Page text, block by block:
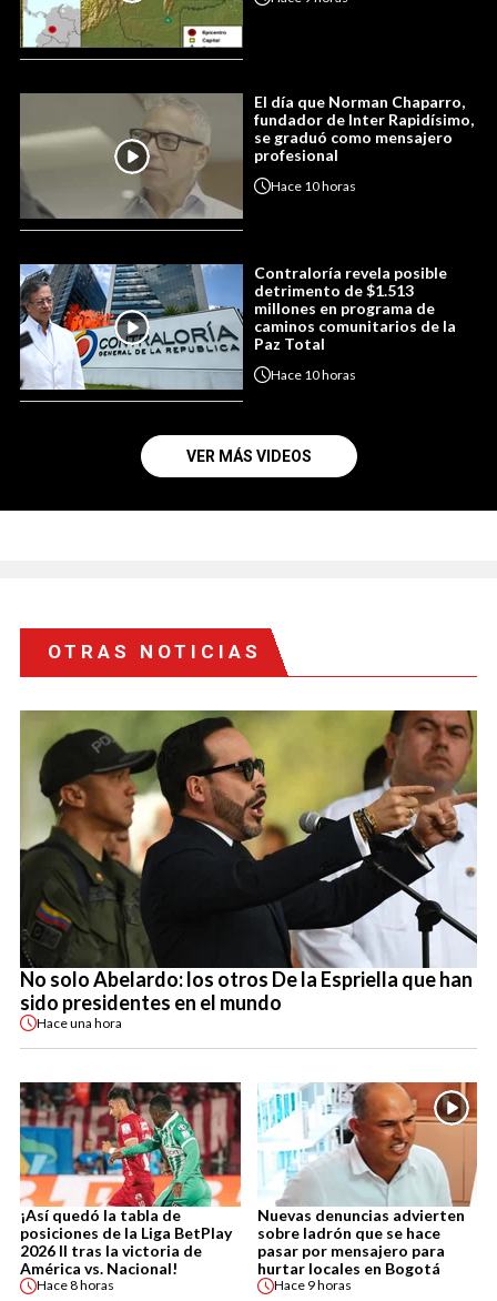
El día que Norman Chaparro,
fundador de Inter Rapidísimo,
se graduó como mensajero
profesional
Hace 10 horas
Contraloría revela posible
detrimento de $1.513
millones en programa de
caminos comunitarios de la
Paz Total
Hace 10 horas
VER MÁS VIDEOS
OTRAS NOTICIAS
No solo Abelardo: los otros De la Espriella que han
sido presidentes en el mundo
Haceuna hora
¡Así quedó la tabla de
posiciones de la Liga BetPlay
2026 II tras la victoria de
América vs. Nacional!
Hace8 horas
Nuevas denuncias advierten
sobre ladrón que se hace
pasar por mensajero para
hurtar locales en Bogotá
Hace 9 horas